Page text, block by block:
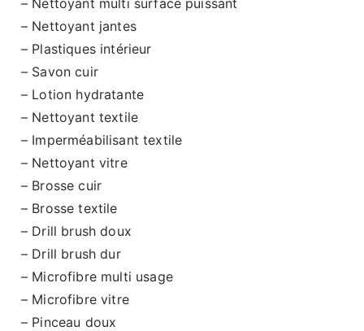
– Nettoyant multi surface puissant
– Nettoyant jantes
– Plastiques intérieur
– Savon cuir
– Lotion hydratante
– Nettoyant textile
– Imperméabilisant textile
– Nettoyant vitre
– Brosse cuir
– Brosse textile
– Drill brush doux
– Drill brush dur
– Microfibre multi usage
– Microfibre vitre
– Pinceau doux